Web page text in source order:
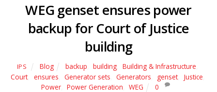
WEG genset ensures power
backup for Court of Justice
building
IPS Blog backup building Building & Infrastructure
Court, ensures Generator sets Generators genset, Justice
Power, Power Generation WEG 0